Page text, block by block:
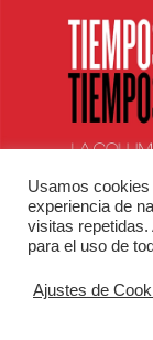
Usamos cookies
experiencia de
visitas repetidas.
para el uso de
Ajustes de